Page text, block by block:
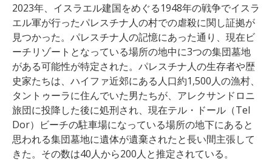
2023年、イスラエル建国をめぐる1948年の戦争でイスラ
エル軍が行ったパレスチナ人の村での虐殺に関し証拠が
見つかった。パレスチナ人の記憶にあった通り、現在ビ
ーチリゾートとなっている場所の地中に3つの集団墓地
がある可能性が特定された。パレスチナ人の生存者や歴
史家たちは、ハイファ近郊にある人口約1,500人の漁村、
タントゥーラに住んでいた男たちが、アレクサンドロニ
旅団に投降した後に処刑され、現在テル・ドール（Tel
Dor）ビーチの駐車場になっている場所の地下にあると
思われる集団墓地に遺体が遺棄されたと長い間主張して
きた。その数は40人から200人と推定されている。